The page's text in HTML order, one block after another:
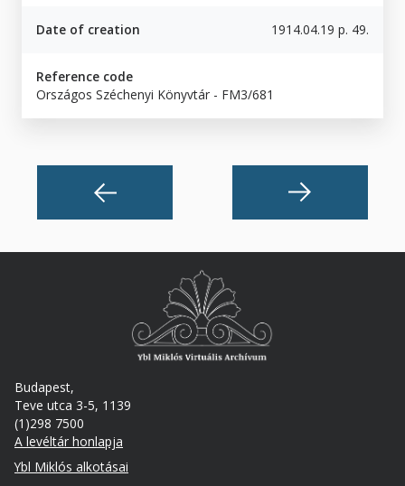
Date of creation 1914.04.19 p. 49.
Reference code
Országos Széchenyi Könyvtár - FM3/681
Budapest,
Teve utca 3-5, 1139
(1)298 7500
A levéltár honlapja
Footer
Ybl Miklós alkotásai